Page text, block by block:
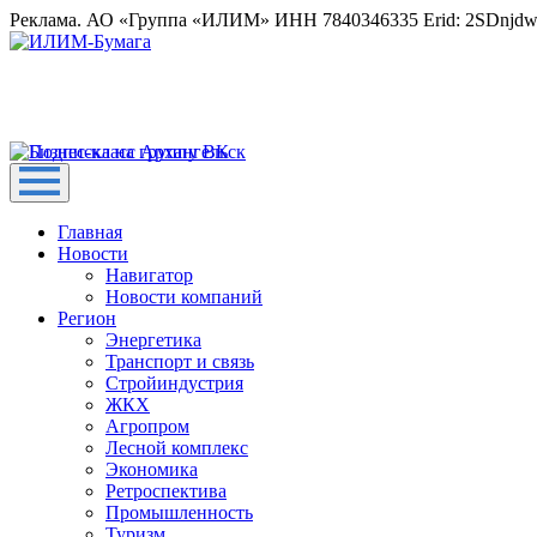
Реклама. АО «Группа «ИЛИМ» ИНН 7840346335 Erid:
Главная
Новости
Навигатор
Новости компаний
Регион
Энергетика
Транспорт и связь
Стройиндустрия
ЖКХ
Агропром
Лесной комплекс
Экономика
Ретроспектива
Промышленность